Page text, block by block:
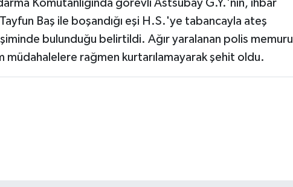
Komutanlığında görevli Astsubay G.Y.'nin, ihbar
Baş ile boşandığı eşi H.S.'ye tabancayla ateş
bulunduğu belirtildi. Ağır yaralanan polis memuru
müdahalelere rağmen kurtarılamayarak şehit oldu.